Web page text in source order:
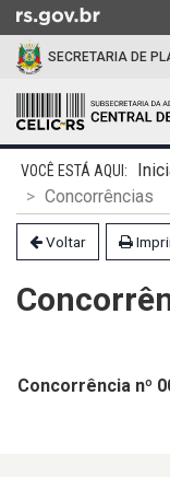
para
conteúdo
para
menu
para
busca
SECRETARIA DE
Início
conteúdo
Concorrências
Voltar
Concorrência nº